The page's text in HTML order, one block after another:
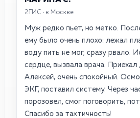
2ГИС · в Москве
Муж редко пьет, но метко.
ему было очень плохо: лежал
воду пить не мог, сразу рвало.
сердце, вызвала врача. Приехал
Алексей, очень спокойный.
ЭКГ, поставил систему. Через
порозовел, смог поговорить,
Спасибо за тактичность!